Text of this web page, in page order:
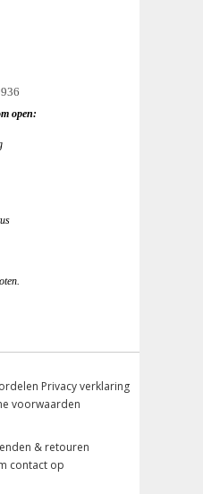
open:
Privacy verklaring
voorwaarden
& retouren
contact op